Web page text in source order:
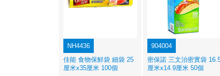
NH4436
佳能 食物保鮮袋 細袋 25
厘米x35厘米 100個
904004
密保諾 三文治密實袋
厘米x14.9厘米 50個